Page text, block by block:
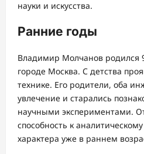
науки и искусства.
Ранние годы
Владимир Молчанов родился
городе Москва. С детства
технике. Его родители, оба
увлечение и старались
научными экспериментами.
способность к
характера уже в раннем